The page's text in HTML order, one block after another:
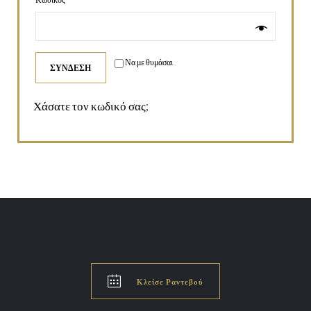
Να με θυμάσαι
ΣΎΝΔΕΣΗ
Χάσατε τον κωδικό σας;
 Κλείσε Ραντεβού